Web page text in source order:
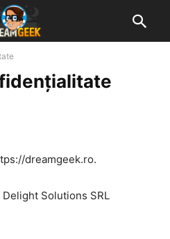
dreamgeek.ro.
Solutions SRL